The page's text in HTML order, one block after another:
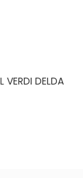
DELDA